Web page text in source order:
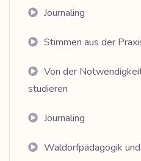
Journaling
Stimmen aus der
Von der
studieren
Journaling
Waldorfpädagogik